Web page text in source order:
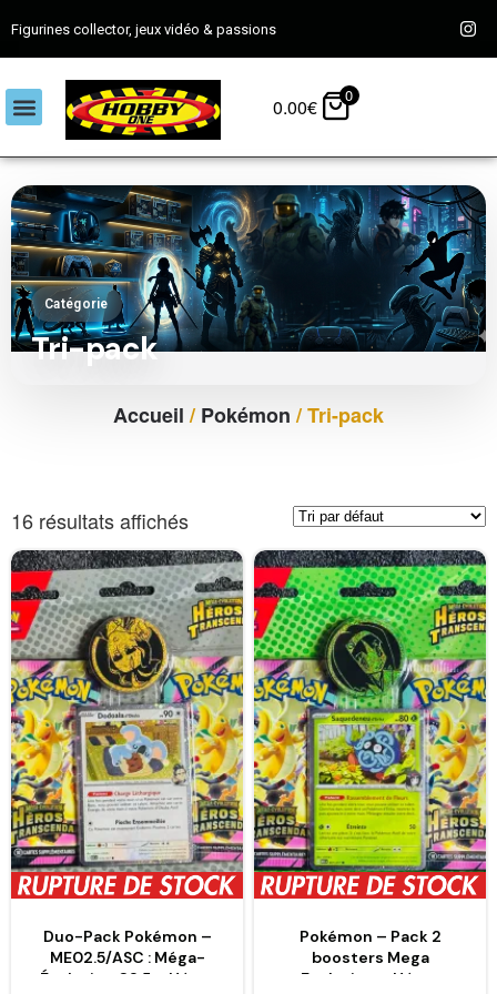
Figurines collector, jeux vidéo & passions
0.00€ 0
Catégorie
Tri-pack
Accueil /Pokémon / Tri-pack
16 résultats affichés
Duo-Pack Pokémon –
ME02.5/ASC : Méga-
Évolution 02.5 – Héros
Pokémon – Pack 2
boosters Mega
Evolution – Héros